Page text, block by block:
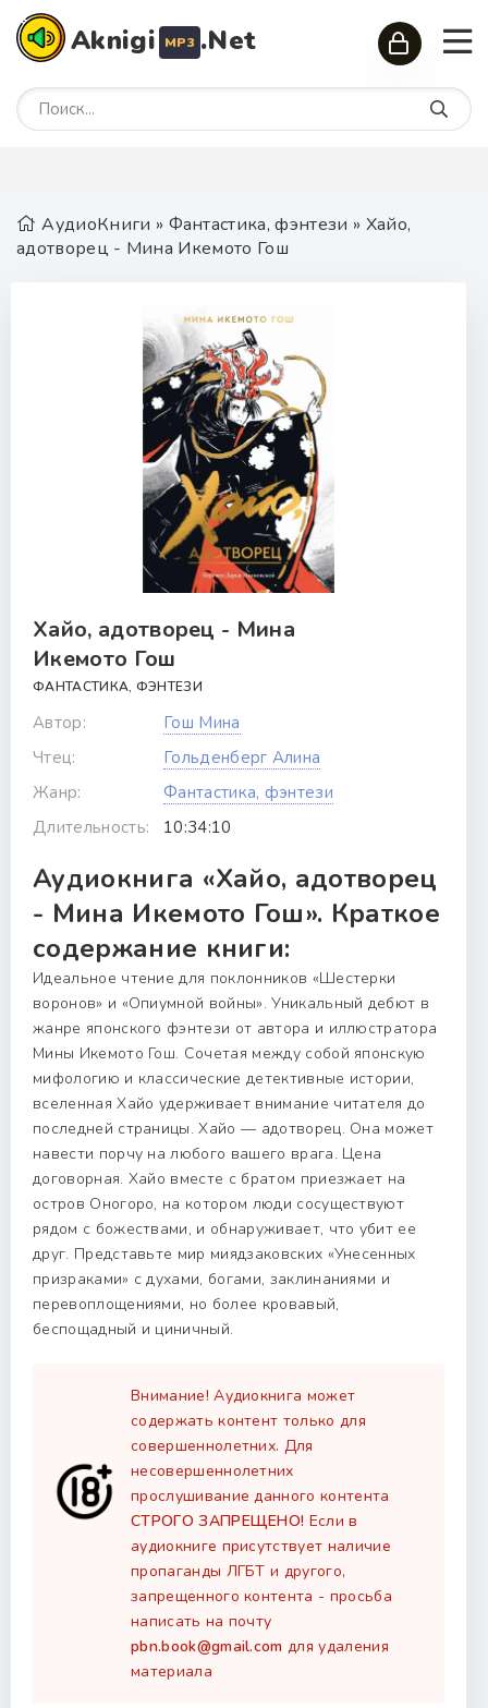
Aknigi MP3 .Net
АудиоКниги » Фантастика, фэнтези » Хайо,
адотворец - Мина Икемото Гош
Хайо, адотворец - Мина
Икемото Гош
ФАНТАСТИКА, ФЭНТЕЗИ
Автор:
Гош Мина
Чтец:
Гольденберг Алина
Жанр:
Фантастика, фэнтези
Длительность:
10:34:10
Аудиокнига «Хайо, адотворец
- Мина Икемото Гош». Краткое
содержание книги:
Идеальное чтение для поклонников «Шестерки
воронов» и «Опиумной войны». Уникальный дебют в
жанре японского фэнтези от автора и иллюстратора
Мины Икемото Гош. Сочетая между собой японскую
мифологию и классические детективные истории,
вселенная Хайо удерживает внимание читателя до
последней страницы. Хайо — адотворец. Она может
навести порчу на любого вашего врага. Цена
договорная. Хайо вместе с братом приезжает на
остров Оногоро, на котором люди сосуществуют
рядом с божествами, и обнаруживает, что убит ее
друг. Представьте мир миядзаковских «Унесенных
призраками» с духами, богами, заклинаниями и
перевоплощениями, но более кровавый,
беспощадный и циничный.
Внимание! Аудиокнига может
содержать контент только для
совершеннолетних. Для
несовершеннолетних
прослушивание данного контента
СТРОГО ЗАПРЕЩЕНО! Если в
аудиокниге присутствует наличие
пропаганды ЛГБТ и другого,
запрещенного контента - просьба
написать на почту
pbn.book@gmail.com для удаления
материала